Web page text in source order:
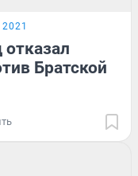
отказал
Братской